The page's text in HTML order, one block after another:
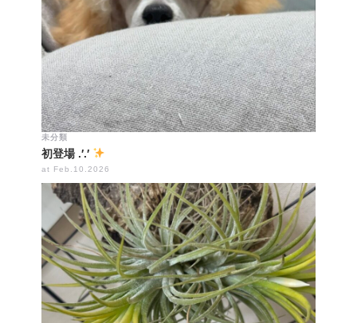
未分類
初登場 .′.′
at Feb.10.2026